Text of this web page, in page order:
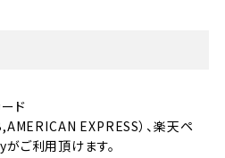
ド
EXPRESS）、楽天ペ
ご利用頂けます。